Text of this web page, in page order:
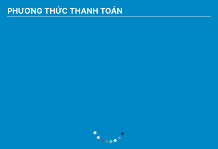
PHƯƠNG THỨC THANH TOÁN